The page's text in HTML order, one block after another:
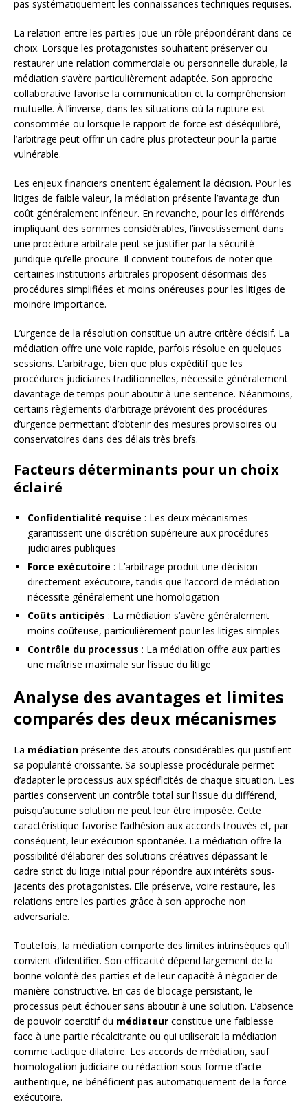
pas systématiquement les connaissances techniques requises.
La relation entre les parties joue un rôle prépondérant dans ce
choix. Lorsque les protagonistes souhaitent préserver ou
restaurer une relation commerciale ou personnelle durable, la
médiation s’avère particulièrement adaptée. Son approche
collaborative favorise la communication et la compréhension
mutuelle. À l’inverse, dans les situations où la rupture est
consommée ou lorsque le rapport de force est déséquilibré,
l’arbitrage peut offrir un cadre plus protecteur pour la partie
vulnérable.
Les enjeux financiers orientent également la décision. Pour les
litiges de faible valeur, la médiation présente l’avantage d’un
coût généralement inférieur. En revanche, pour les différends
impliquant des sommes considérables, l’investissement dans
une procédure arbitrale peut se justifier par la sécurité
juridique qu’elle procure. Il convient toutefois de noter que
certaines institutions arbitrales proposent désormais des
procédures simplifiées et moins onéreuses pour les litiges de
moindre importance.
L’urgence de la résolution constitue un autre critère décisif. La
médiation offre une voie rapide, parfois résolue en quelques
sessions. L’arbitrage, bien que plus expéditif que les
procédures judiciaires traditionnelles, nécessite généralement
davantage de temps pour aboutir à une sentence. Néanmoins,
certains règlements d’arbitrage prévoient des procédures
d’urgence permettant d’obtenir des mesures provisoires ou
conservatoires dans des délais très brefs.
Facteurs déterminants pour un choix
éclairé
Confidentialité requise : Les deux mécanismes
garantissent une discrétion supérieure aux procédures
judiciaires publiques
Force exécutoire : L’arbitrage produit une décision
directement exécutoire, tandis que l’accord de médiation
nécessite généralement une homologation
Coûts anticipés : La médiation s’avère généralement
moins coûteuse, particulièrement pour les litiges simples
Contrôle du processus : La médiation offre aux parties
une maîtrise maximale sur l’issue du litige
Analyse des avantages et limites
comparés des deux mécanismes
La médiation présente des atouts considérables qui justifient
sa popularité croissante. Sa souplesse procédurale permet
d’adapter le processus aux spécificités de chaque situation. Les
parties conservent un contrôle total sur l’issue du différend,
puisqu’aucune solution ne peut leur être imposée. Cette
caractéristique favorise l’adhésion aux accords trouvés et, par
conséquent, leur exécution spontanée. La médiation offre la
possibilité d’élaborer des solutions créatives dépassant le
cadre strict du litige initial pour répondre aux intérêts sous-
jacents des protagonistes. Elle préserve, voire restaure, les
relations entre les parties grâce à son approche non
adversariale.
Toutefois, la médiation comporte des limites intrinsèques qu’il
convient d’identifier. Son efficacité dépend largement de la
bonne volonté des parties et de leur capacité à négocier de
manière constructive. En cas de blocage persistant, le
processus peut échouer sans aboutir à une solution. L’absence
de pouvoir coercitif du médiateur constitue une faiblesse
face à une partie récalcitrante ou qui utiliserait la médiation
comme tactique dilatoire. Les accords de médiation, sauf
homologation judiciaire ou rédaction sous forme d’acte
authentique, ne bénéficient pas automatiquement de la force
exécutoire.